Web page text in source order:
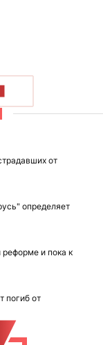
от
определяет
реформе и пока к
погиб от